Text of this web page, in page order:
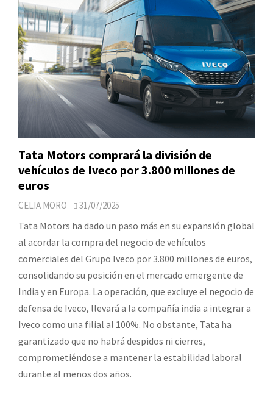
Tata Motors comprará la división de
vehículos de Iveco por 3.800 millones de
euros
CELIA MORO 31/07/2025
Tata Motors ha dado un paso más en su expansión global
al acordar la compra del negocio de vehículos
comerciales del Grupo Iveco por 3.800 millones de euros,
consolidando su posición en el mercado emergente de
India y en Europa. La operación, que excluye el negocio de
defensa de Iveco, llevará a la compañía india a integrar a
Iveco como una filial al 100%. No obstante, Tata ha
garantizado que no habrá despidos ni cierres,
comprometiéndose a mantener la estabilidad laboral
durante al menos dos años.